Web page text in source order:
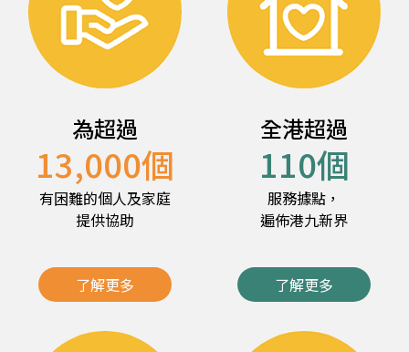
為超過
13,000個
有困難的個人及家庭
提供協助
了解更多
全港超過
110個
服務據點，
遍佈港九新界
了解更多